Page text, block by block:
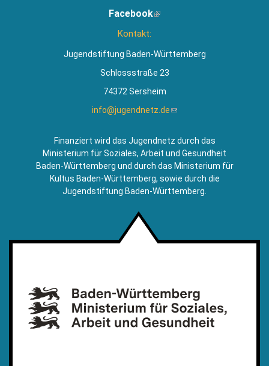
extern)
Facebook(Link
Kontakt:
Jugendstiftung Baden-Württemberg
Schlossstraße 23
74372 Sersheim
info@jugendnetz.de(Link
Mail)
Finanziert wird das Jugendnetz durch das
Ministerium für Soziales, Arbeit und Gesundheit
Baden-Württemberg und durch das Ministerium für
Kultus Baden-Württemberg, sowie durch die
Jugendstiftung Baden-Württemberg.